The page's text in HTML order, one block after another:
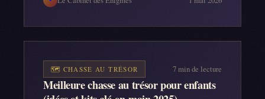
🗺️ CHASSE AU TRÉSOR 7min de lecture
Meilleure chasse au trésor pour enfants